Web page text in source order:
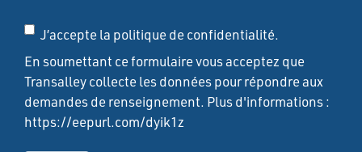
J’accepte la politique de confidentialité.
En soumettant ce formulaire vous acceptez que
Transalley collecte les données pour répondre aux
demandes de renseignement. Plus d'informations :
https://eepurl.com/dyik1z